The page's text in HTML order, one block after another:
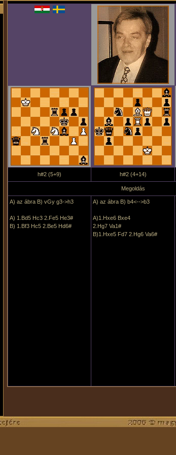
h#2 (5+9) h#2 (4+14)
Megoldás
A) az ábra B) vGy g3->h3
A) 1.Bd5 Hc3 2.Fe5 He3#
B) 1.Bf3 Hc5 2.Be5 Hd6#
A) az ábra B) b4<-->b3
A)1.Hxe6 Bxe4
2.Hg7 Va1#
B)1.Hxe5 Fd7 2.Hg6 Va6#